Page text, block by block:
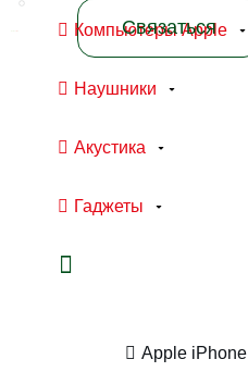
Компьютеры Apple
Наушники
Акустика
Гаджеты
Связаться
Apple iPhone